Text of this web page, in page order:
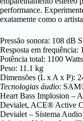
performance.
exatamente como o
Pressão sonora: 108 dB
Resposta em
Potência total: 1100
Peso: 11.1 kg
Dimensões (L x A x P):
Tecnologias áudio:
Heart Bass Implosion –
Devialet, ACE® Active
Devialet – Sistema